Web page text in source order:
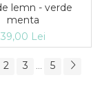
lemn - verde
menta
39,00 Lei
2 3 5